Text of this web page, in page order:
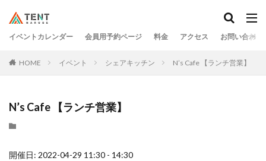
イベントカレンダー 会員用予約ページ 料金 アクセス お問い合わせ
HOME イベント シェアキッチン N’s Cafe 【ランチ営業】
N’s Cafe 【ランチ営業】
開催日: 2022-04-29 11:30 - 14:30